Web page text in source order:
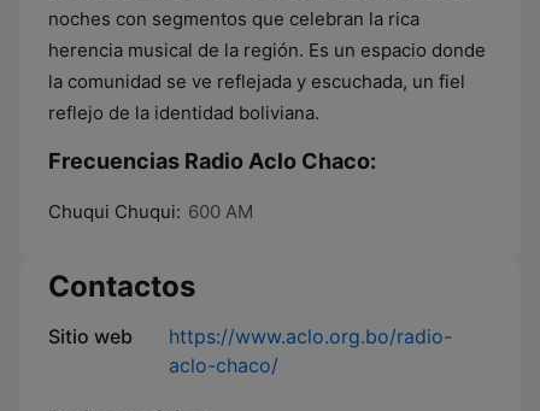
noches con segmentos que celebran la rica
herencia musical de la región. Es un espacio donde
la comunidad se ve reflejada y escuchada, un fiel
reflejo de la identidad boliviana.
Frecuencias Radio Aclo Chaco:
Chuqui Chuqui: 600 AM
Contactos
Sitio web
https://www.aclo.org.bo/radio-
aclo-chaco/